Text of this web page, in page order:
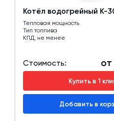
Котёл водогрейный К-
Тепловая мощность
Тип топлива
КПД, не менее
Стоимость:
Купить в 1
Добавить в